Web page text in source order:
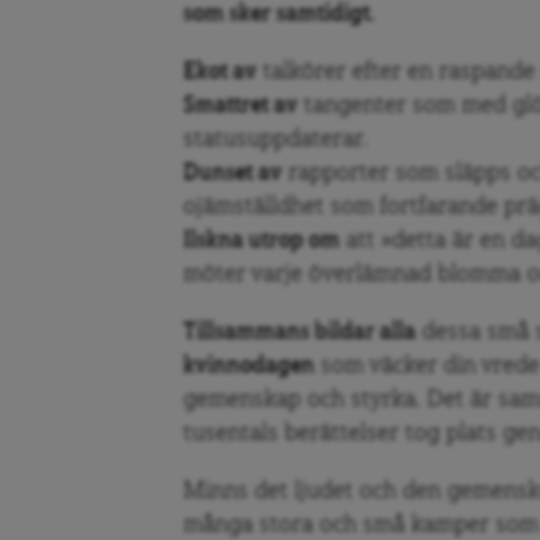
som sker samtidigt.
Ekot av talkörer efter en
Smattret av tangenter som med
statusuppdaterar.
Dunset av rapporter som släpps
ojämställdhet som fortfarande
Ilskna utrop om att »detta är en
möter varje överlämnad blomma
Tillsammans bildar alla dessa
kvinnodagen som väcker din
gemenskap och styrka. Det är
tusentals berättelser tog plats
Minns det ljudet och den
många stora och små kamper